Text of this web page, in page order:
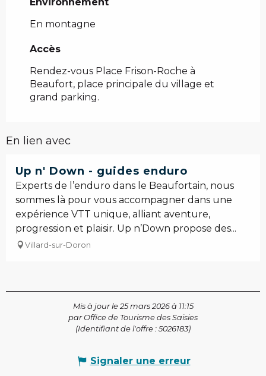
Environnement
Environnement
En montagne
Accès
Accès
Rendez-vous Place Frison-Roche à
Beaufort, place principale du village et
grand parking.
En lien avec
Up n' Down - guides enduro
Experts de l’enduro dans le Beaufortain, nous
sommes là pour vous accompagner dans une
expérience VTT unique, alliant aventure,
progression et plaisir. Up n’Down propose des...
Villard-sur-Doron
Mis à jour le 25 mars 2026 à 11:15
par Office de Tourisme des Saisies
(Identifiant de l'offre : 5026183)
Signaler une erreur